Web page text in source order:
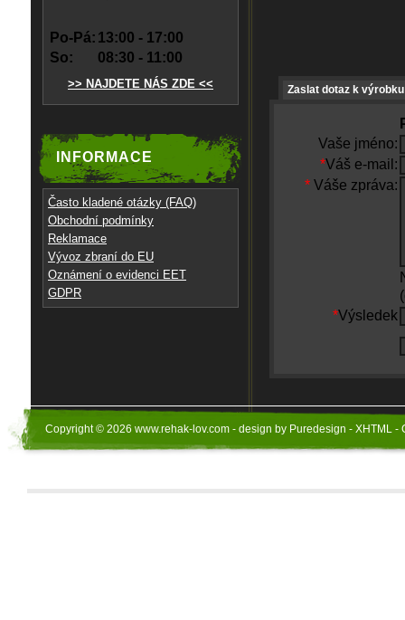
Po-Pá: 13:00 - 17:00
So:
08:30 - 11:00
>> NAJDETE NÁS ZDE <<
INFORMACE
Často kladené otázky (FAQ)
Obchodní podmínky
Reklamace
Vývoz zbraní do EU
Oznámení o evidenci EET
GDPR
Zaslat dotaz k výrobku
Vaše jméno:
*Váš e-mail:
* Váše zpráva:
*Výsledek
Copyright © 2026 www.rehak-lov.com - design by Puredesign - XHTML -